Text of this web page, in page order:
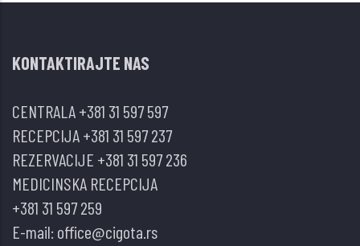
KONTAKTIRAJTE NAS
CENTRALA+381 31 597 597
RECEPCIJA+381 31 597 237
REZERVACIJE +381 31 597 236
MEDICINSKA RECEPCIJA
+381 31 597 259
E-mail: office@cigota.rs